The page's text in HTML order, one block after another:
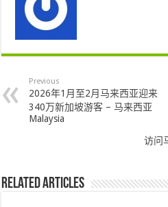
Previous
2026年1月至2月马来西亚迎来
340万新加坡游客 – 马来西亚
Malaysia
访问
Related Articles